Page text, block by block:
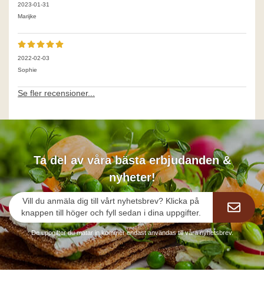
2023-01-31
Marijke
2022-02-03
Sophie
Se fler recensioner...
Ta del av våra bästa erbjudanden &
nyheter!
Vill du anmäla dig till vårt nyhetsbrev? Klicka på
knappen till höger och fyll sedan i dina uppgifter.
De uppgifter du matar in kommer endast användas till våra nyhetsbrev.